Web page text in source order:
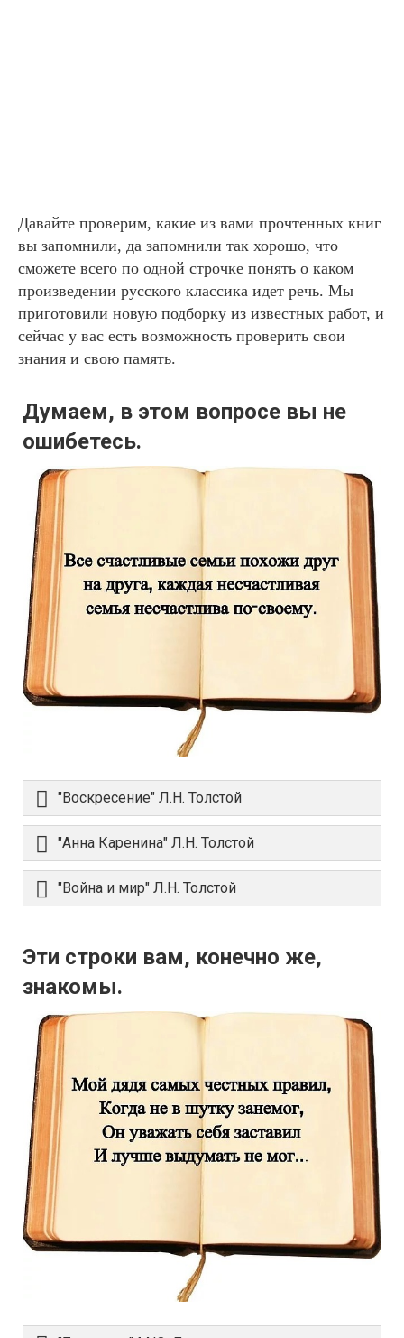
Давайте проверим, какие из вами прочтенных книг
вы запомнили, да запомнили так хорошо, что
сможете всего по одной строчке понять о каком
произведении русского классика идет речь. Мы
приготовили новую подборку из известных работ, и
сейчас у вас есть возможность проверить свои
знания и свою память.
Думаем, в этом вопросе вы не
ошибетесь.
"Воскресение" Л.Н. Толстой
"Анна Каренина" Л.Н. Толстой
"Война и мир" Л.Н. Толстой
Эти строки вам, конечно же,
знакомы.